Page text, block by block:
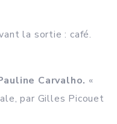
la sortie : café.
Carvalho. «
par Gilles Picouet